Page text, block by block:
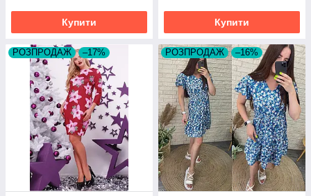
Купити Купити
РОЗПРОДАЖ –17% РОЗПРОДАЖ –16%